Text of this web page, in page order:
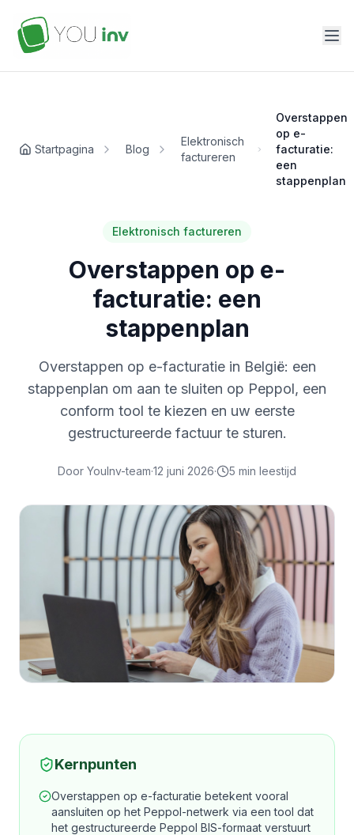
Startpagina Blog
Elektronisch
factureren
Overstappen
op e-
facturatie:
een
stappenplan
Elektronisch factureren
Overstappen op e-
facturatie: een
stappenplan
Overstappen op e-facturatie in België: een
stappenplan om aan te sluiten op Peppol, een
conform tool te kiezen en uw eerste
gestructureerde factuur te sturen.
Door YouInv-team·12 juni 2026· 5 min leestijd
Kernpunten
Overstappen op e-facturatie betekent vooral
aansluiten op het Peppol-netwerk via een tool dat
het gestructureerde Peppol BIS-formaat verstuurt